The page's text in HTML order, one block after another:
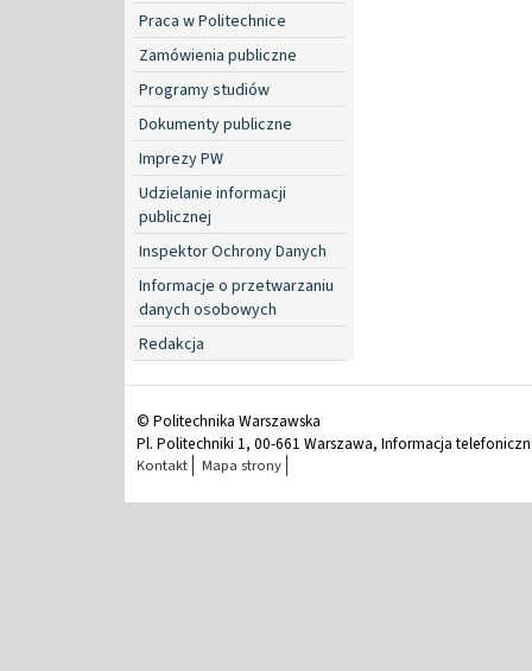
Praca w Politechnice
Zamówienia publiczne
Programy studiów
Dokumenty publiczne
Imprezy PW
Udzielanie informacji
publicznej
Inspektor Ochrony Danych
Informacje o przetwarzaniu
danych osobowych
Redakcja
© Politechnika Warszawska
Pl. Politechniki 1, 00-661 Warszawa, Informacja
Kontakt Mapa strony